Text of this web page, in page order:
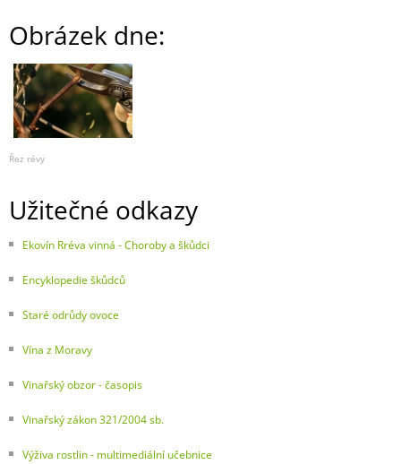
Obrázek dne:
Řez révy
Užitečné odkazy
Ekovín Rréva vinná - Choroby a škůdci
Encyklopedie škůdců
Staré odrůdy ovoce
Vína z Moravy
Vinařský obzor - časopis
Vinařský zákon 321/2004 sb.
Výživa rostlin - multimediální učebnice